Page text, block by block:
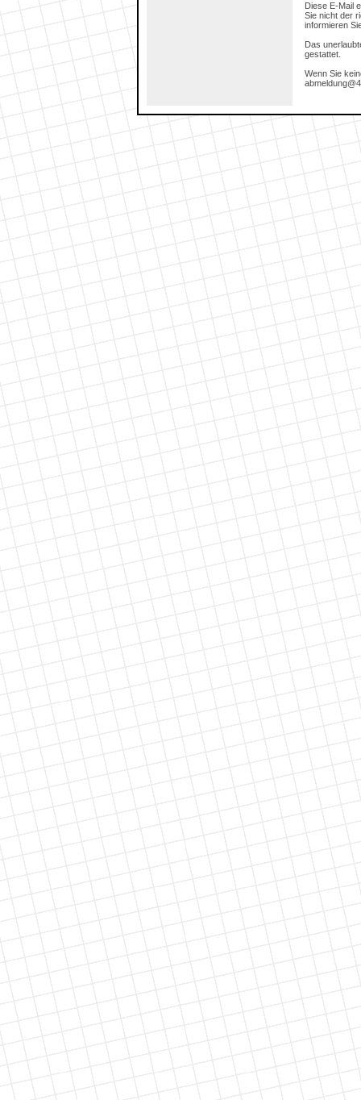
Diese E-Mail
Sie nicht der
informieren
Das
gestattet.
Wenn Sie